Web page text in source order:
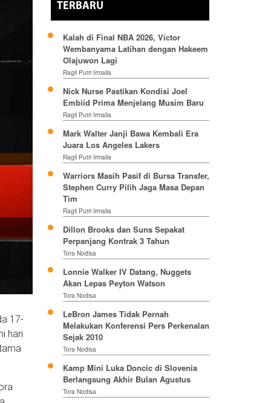
17-
hari
TERBARU
Kalah di Final NBA 2026, Victor
Wembanyama Latihan dengan Hakeem
Olajuwon Lagi
Ragil Putri Irmalia
Nick Nurse Pastikan Kondisi Joel
Embiid Prima Menjelang Musim Baru
Ragil Putri Irmalia
Mark Walter Janji Bawa Kembali Era
Juara Los Angeles Lakers
Ragil Putri Irmalia
Warriors Masih Pasif di Bursa Transfer,
Stephen Curry Pilih Jaga Masa Depan
Tim
Ragil Putri Irmalia
Dillon Brooks dan Suns Sepakat
Perpanjang Kontrak 3 Tahun
Tora Nodisa
Lonnie Walker IV Datang, Nuggets
Akan Lepas Peyton Watson
Tora Nodisa
LeBron James Tidak Pernah
Melakukan Konferensi Pers Perkenalan
Sejak 2010
Tora Nodisa
Kamp Mini Luka Doncic di Slovenia
Berlangsung Akhir Bulan Agustus
Tora Nodisa